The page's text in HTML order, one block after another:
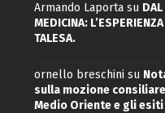
Armando Laportasu
MEDICINA:
TALESA.
ornello breschini su
sulla mozione
Medio Oriente e gli